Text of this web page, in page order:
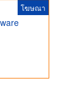
โฆษณา